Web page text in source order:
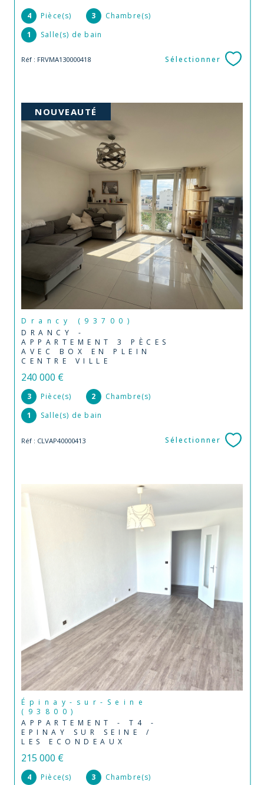
4 Pièce(s) 3
Chambre(s)
1
Salle(s) de bain
Réf : FRVMA130000418 Sélectionner
NOUVEAUTÉ
Drancy (93700)
DRANCY -
APPARTEMENT 3 PÈCES
AVEC BOX EN PLEIN
CENTRE VILLE
240 000 €
3 Pièce(s) 2
Chambre(s)
1
Salle(s) de bain
Réf : CLVAP40000413 Sélectionner
Épinay-sur-Seine
(93800)
APPARTEMENT - T4 -
EPINAY SUR SEINE /
LES ECONDEAUX
215 000 €
4 Pièce(s) 3
Chambre(s)